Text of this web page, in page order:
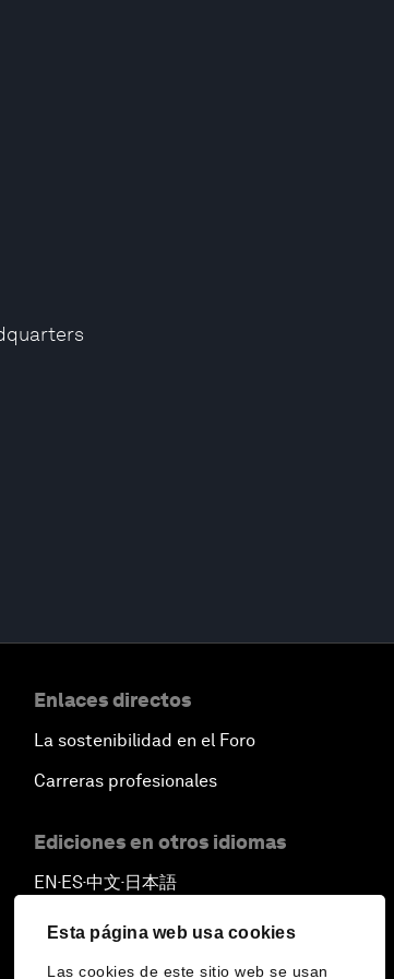
Esta página web usa cookies
Las cookies de este sitio web se usan
Enlaces directos
La sostenibilidad en el Foro
Carreras profesionales
Ediciones en otros idiomas
EN ▪ES▪中文▪ 日本語